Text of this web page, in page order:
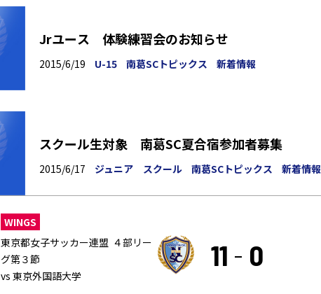
Jrユース 体験練習会のお知らせ
2015/6/19 U-15 南葛SCトピックス 新着情報
スクール生対象 南葛SC夏合宿参加者募集
2015/6/17 ジュニア スクール 南葛SCトピックス 新着情報
WINGS
東京都女子サッカー連盟 ４部リー
グ第３節
vs 東京外国語大学
11 0